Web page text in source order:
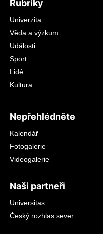
Rubriky
Univerzita
Věda a výzkum
Události
Sport
Lidé
Kultura
Nepřehlédněte
Kalendář
Fotogalerie
Videogalerie
Naši partneři
Universitas
Český rozhlas sever